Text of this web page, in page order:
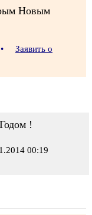
Новым
•
Заявить о
!
00:19